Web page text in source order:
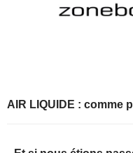
AIR LIQUIDE : comme